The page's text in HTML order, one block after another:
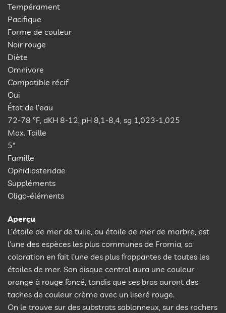
Tempérament
Pacifique
Forme de couleur
Noir rouge
Diète
Omnivore
Compatible récif
Oui
État de l’eau
72-78 °F, dKH 8-12, pH 8,1-8,4, sg 1,023-1,025
Max. Taille
5″
Famille
Ophidiasteridae
Suppléments
Oligo-éléments
Aperçu
L’étoile de mer de tuile, ou étoile de mer de marbre, est
l’une des espèces les plus communes de Fromia, sa
coloration en fait l’une des plus frappantes de toutes les
étoiles de mer. Son disque central aura une couleur
orange à rouge foncé, tandis que ses bras auront des
taches de couleur crème avec un liseré rouge.
On le trouve sur des substrats sablonneux, sur des rochers